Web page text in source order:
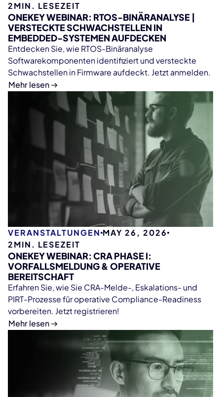
2MIN. LESEZEIT
ONEKEY WEBINAR: RTOS-BINÄRANALYSE |
VERSTECKTE SCHWACHSTELLEN IN
EMBEDDED-SYSTEMEN AUFDECKEN
Entdecken Sie, wie RTOS-Binäranalyse
Softwarekomponenten identifiziert und versteckte
Schwachstellen in Firmware aufdeckt. Jetzt anmelden.
Mehr lesen
VERANSTALTUNGEN MAY 26, 2026
2MIN. LESEZEIT
ONEKEY WEBINAR: CRA PHASE I:
VORFALLSMELDUNG & OPERATIVE
BEREITSCHAFT
Erfahren Sie, wie Sie CRA-Melde-, Eskalations- und
PIRT-Prozesse für operative Compliance-Readiness
vorbereiten. Jetzt registrieren!
Mehr lesen